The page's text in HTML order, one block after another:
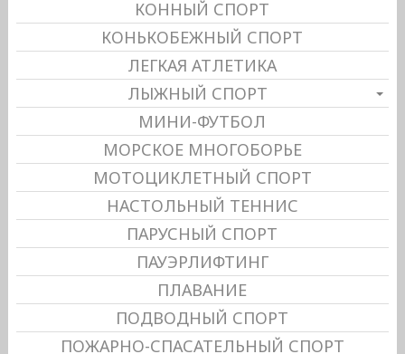
КОННЫЙ СПОРТ
КОНЬКОБЕЖНЫЙ СПОРТ
ЛЕГКАЯ АТЛЕТИКА
ЛЫЖНЫЙ СПОРТ
МИНИ-ФУТБОЛ
МОРСКОЕ МНОГОБОРЬЕ
МОТОЦИКЛЕТНЫЙ СПОРТ
НАСТОЛЬНЫЙ ТЕННИС
ПАРУСНЫЙ СПОРТ
ПАУЭРЛИФТИНГ
ПЛАВАНИЕ
ПОДВОДНЫЙ СПОРТ
ПОЖАРНО-СПАСАТЕЛЬНЫЙ СПОРТ